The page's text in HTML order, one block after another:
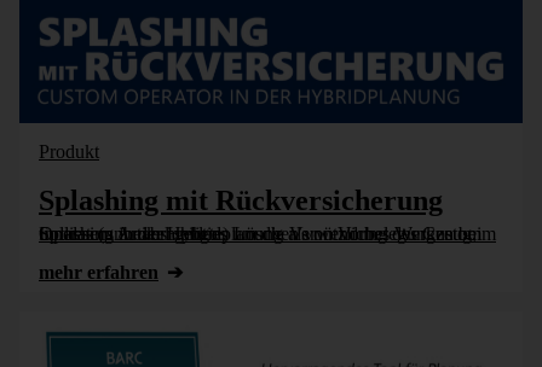
Produkt
Splashing mit Rückversicherung
In diesem Artikel geht es um die Verwendung des Custom Operators in der Hybridplanung als nützliches Werkzeug, um das (unbeabsichtigte) Löschen von Vorbelegungen beim Splashing zu vermeiden.
mehr erfahren